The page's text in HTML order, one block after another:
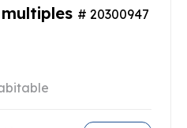
# 20300947